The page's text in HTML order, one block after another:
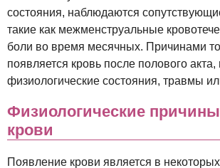
состояния, наблюдаются
такие как межменструальные
боли во время месячных. Причинами
появляется кровь после полового акта,
физиологические состояния, травмы
Физиологические
крови
Появление крови является в